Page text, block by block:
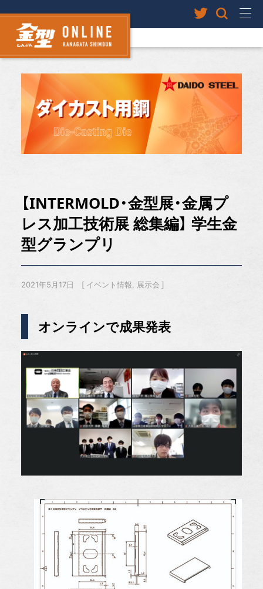
【INTERMOLD・金型展・金属プ
レス加工技術展 総集編】 学生金
型グランプリ
2021年5月17日 イベント情報 展示会
オンラインで成果発表